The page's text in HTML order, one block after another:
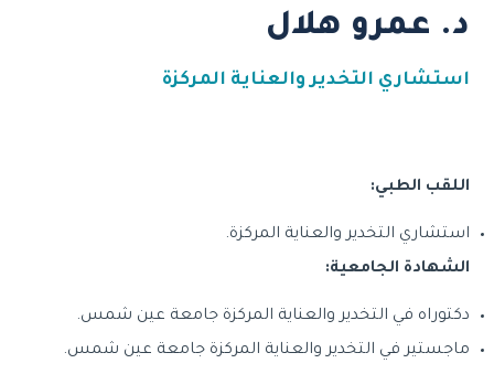
د. عمرو هلال
استشاري التخدير والعناية المركزة
اللقب الطبي:
استشاري التخدير والعناية المركزة.
الشهادة الجامعية:
دكتوراه في التخدير والعناية المركزة جامعة عين شمس.
ماجستير في التخدير والعناية المركزة جامعة عين شمس.